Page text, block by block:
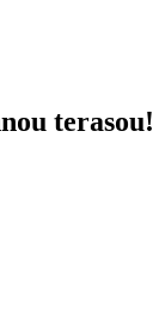
terasou!